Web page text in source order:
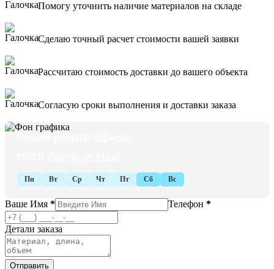
Ваше Имя * Телефон *
Детали заказа
Помогу уточнить наличие материалов на складе
Сделаю точный расчет стоимости вашей заявки
Рассчитаю стоимость доставки до вашего объекта
Согласую сроки выполнения и доставки заказа
Пн Вт Ср Чт Пт Сб Вс